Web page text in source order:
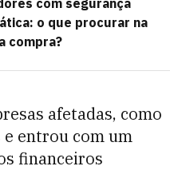
com segurança
o que procurar na
compra?
afetadas, como
entrou com um
financeiros